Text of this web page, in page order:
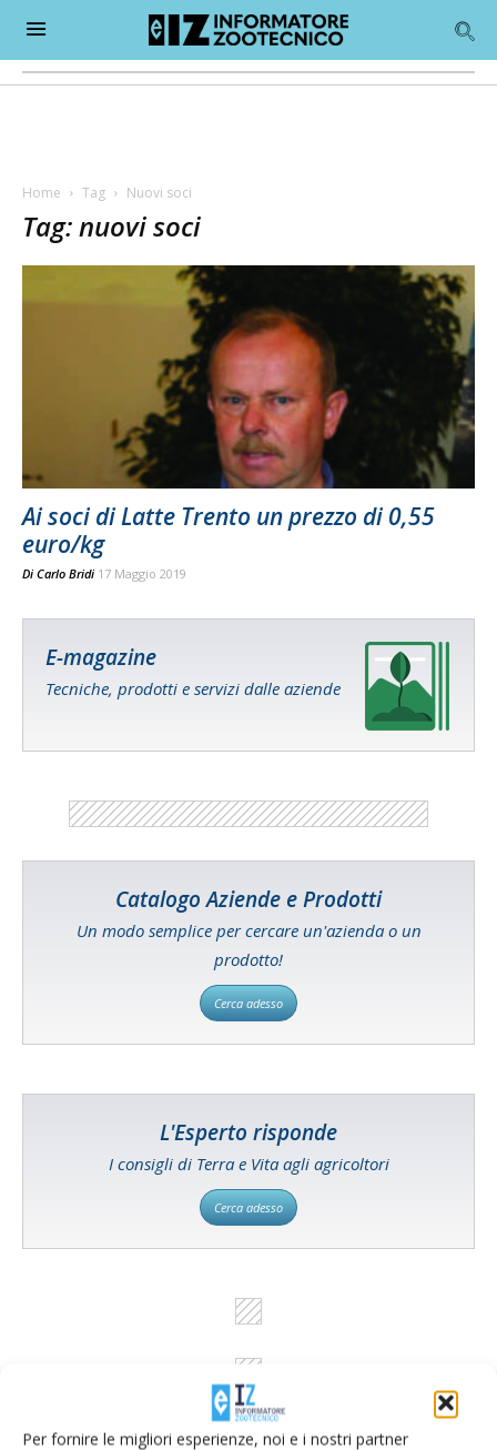
Per fornire le migliori esperienze, noi e i nostri partner
Home Tag Nuovi soci
Tag: nuovi soci
Ai soci di Latte Trento un prezzo di 0,55
euro/kg
Di Carlo Bridi 17 Maggio 2019
E-magazine
Tecniche, prodotti e servizi dalle aziende
Catalogo Aziende e Prodotti
Un modo semplice per cercare un'azienda o un
prodotto!
Cerca adesso
L'Esperto risponde
I consigli di Terra e Vita agli agricoltori
Cerca adesso